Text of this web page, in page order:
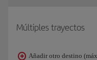
Múltiples trayectos
Añadir otro destino